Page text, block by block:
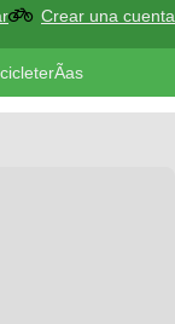
Crear una cuenta